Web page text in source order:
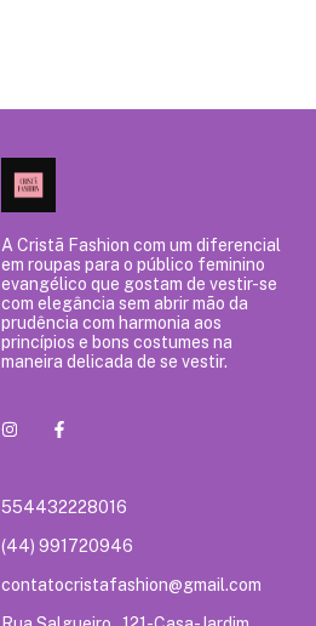
A Cristã Fashion com um diferencial
em roupas para o público feminino
evangélico que gostam de vestir-se
com elegância sem abrir mão da
prudência com harmonia aos
princípios e bons costumes na
maneira delicada de se vestir.
554432228016
(44) 991720946
contatocristafashion@gmail.com